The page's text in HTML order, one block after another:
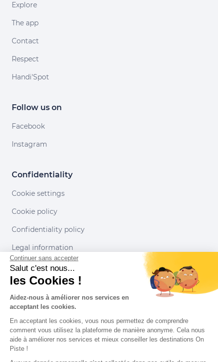
Explore
The app
Contact
Respect
Handi'Spot
Follow us on
Facebook
Instagram
Confidentiality
Cookie settings
Cookie policy
Confidentiality policy
Legal information
Conditions of use
Our partners
Continuer sans accepter
Salut c'est nous...
les Cookies !
Aidez-nous à améliorer nos services en
acceptant les cookies.
En acceptant les cookies, vous nous permettez de comprendre
comment vous utilisez la plateforme de manière anonyme. Cela nous
aide à améliorer nos services et mieux conseiller les destinations On
Piste !